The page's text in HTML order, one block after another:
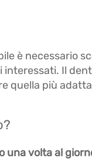
è necessario
Il
quella più
una volta al